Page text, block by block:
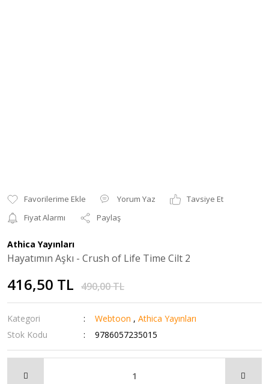
Yorum Yaz
Tavsiye Et
Fiyat Alarmı
Paylaş
Athica Yayınları
Hayatımın Aşkı - Crush of Life Time Cilt 2
416,50 TL 490,00 TL
Kategori Webtoon ,Athica Yayınları
Stok Kodu
9786057235015